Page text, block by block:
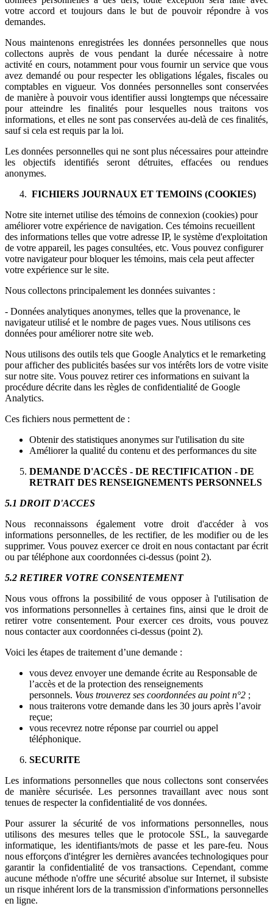
votre accord et toujours dans le but de pouvoir répondre à vos
demandes.
Nous maintenons enregistrées les données personnelles que nous
collectons auprès de vous pendant la durée nécessaire à notre
activité en cours, notamment pour vous fournir un service que vous
avez demandé ou pour respecter les obligations légales, fiscales ou
comptables en vigueur. Vos données personnelles sont conservées
de manière à pouvoir vous identifier aussi longtemps que nécessaire
pour atteindre les finalités pour lesquelles nous traitons vos
informations, et elles ne sont pas conservées au-delà de ces finalités,
sauf si cela est requis par la loi.
Les données personnelles qui ne sont plus nécessaires pour atteindre
les objectifs identifiés seront détruites, effacées ou rendues
anonymes.
FICHIERS JOURNAUX ET TEMOINS (COOKIES)
Notre site internet utilise des témoins de connexion (cookies) pour
améliorer votre expérience de navigation. Ces témoins recueillent
des informations telles que votre adresse IP, le système d'exploitation
de votre appareil, les pages consultées, etc. Vous pouvez configurer
votre navigateur pour bloquer les témoins, mais cela peut affecter
votre expérience sur le site.
Nous collectons principalement les données suivantes :
- Données analytiques anonymes, telles que la provenance, le
navigateur utilisé et le nombre de pages vues. Nous utilisons ces
données pour améliorer notre site web.
Nous utilisons des outils tels que Google Analytics et le remarketing
pour afficher des publicités basées sur vos intérêts lors de votre visite
sur notre site. Vous pouvez retirer ces informations en suivant la
procédure décrite dans les règles de confidentialité de Google
Analytics.
Ces fichiers nous permettent de :
Obtenir des statistiques anonymes sur l'utilisation du site
Améliorer la qualité du contenu et des performances du site
DEMANDE D'ACCÈS - DE RECTIFICATION - DE
RETRAIT DES RENSEIGNEMENTS PERSONNELS
5.1 DROIT D'ACCES
Nous reconnaissons également votre droit d'accéder à vos
informations personnelles, de les rectifier, de les modifier ou de les
supprimer. Vous pouvez exercer ce droit en nous contactant par écrit
ou par téléphone aux coordonnées ci-dessus (point 2).
5.2 RETIRER VOTRE CONSENTEMENT
Nous vous offrons la possibilité de vous opposer à l'utilisation de
vos informations personnelles à certaines fins, ainsi que le droit de
retirer votre consentement. Pour exercer ces droits, vous pouvez
nous contacter aux coordonnées ci-dessus (point 2).
Voici les étapes de traitement d’une demande :
vous devez envoyer une demande écrite au Responsable de
l’accès et de la protection des renseignements
personnels. Vous trouverez ses coordonnées au point n°2 ;
nous traiterons votre demande dans les 30 jours après l’avoir
reçue;
vous recevrez notre réponse par courriel ou appel
téléphonique.
SECURITE
Les informations personnelles que nous collectons sont conservées
de manière sécurisée. Les personnes travaillant avec nous sont
tenues de respecter la confidentialité de vos données.
Pour assurer la sécurité de vos informations personnelles, nous
utilisons des mesures telles que le protocole SSL, la sauvegarde
informatique, les identifiants/mots de passe et les pare-feu. Nous
nous efforçons d'intégrer les dernières avancées technologiques pour
garantir la confidentialité de vos transactions. Cependant, comme
aucune méthode n'offre une sécurité absolue sur Internet, il subsiste
un risque inhérent lors de la transmission d'informations personnelles
en ligne.